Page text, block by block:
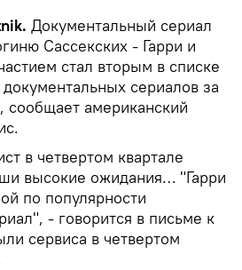
Документальный сериал
Сассекских - Гарри и
стал вторым в списке
сериалов за
американский
в четвертом квартале
высокие ожидания… "Гарри
по популярности
- говорится в письме к
сервиса в четвертом